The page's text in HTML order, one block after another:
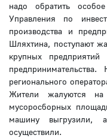
надо обратить
Управления по
производства и
Шляхтина, поступают
крупных
регионального
Жители жалуются на
мусоросборных
машину выгрузили,
осуществили.